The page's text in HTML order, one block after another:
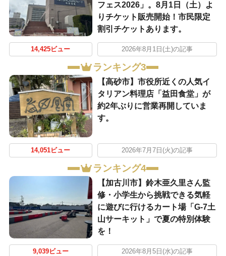
フェス2026」。8月1日（土）よ
りチケット販売開始！市民限定
割引チケットあります。
14,425ビュー 2026年8月1日(土)の記事
ランキング3
【高砂市】市役所近くの人気イ
タリアン料理店「益田食堂」が
約2年ぶりに営業再開していま
す。
14,051ビュー 2026年7月7日(火)の記事
ランキング4
【加古川市】鈴木亜久里さん監
修・小学生から挑戦できる気軽
に遊びに行けるカート場「G-7土
山サーキット」で夏の特別体験
を！
9,039ビュー 2026年8月5日(水)の記事